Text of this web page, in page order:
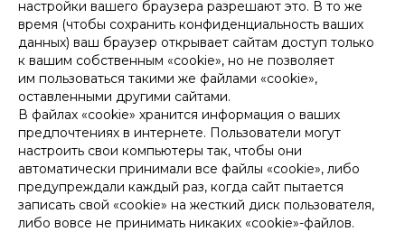
настройки вашего браузера разрешают это. В то же
время (чтобы сохранить конфиденциальность ваших
данных) ваш браузер открывает сайтам доступ только
к вашим собственным «cookie», но не позволяет
им пользоваться такими же файлами «cookie»,
оставленными другими сайтами.
В файлах «cookie» хранится информация о ваших
предпочтениях в интернете. Пользователи могут
настроить свои компьютеры так, чтобы они
автоматически принимали все файлы «cookie», либо
предупреждали каждый раз, когда сайт пытается
записать свой «cookie» на жесткий диск пользователя,
либо вовсе не принимать никаких «cookie»-файлов.